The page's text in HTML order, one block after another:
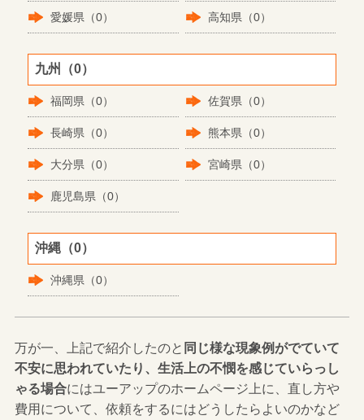
愛媛県（0） 高知県（0）
九州（0）
福岡県（0） 佐賀県（0）
長崎県（0） 熊本県（0）
大分県（0） 宮崎県（0）
鹿児島県（0）
沖縄（0）
沖縄県（0）
万が一、上記で紹介したのと 同じ様な現象例がでていて
不安に思われていたり、生活上の不憫を感じていらっし
ゃる場合にはユーアップのホームページ上に、直し方や
費用について、依頼をするにはどうしたらよいのかなど